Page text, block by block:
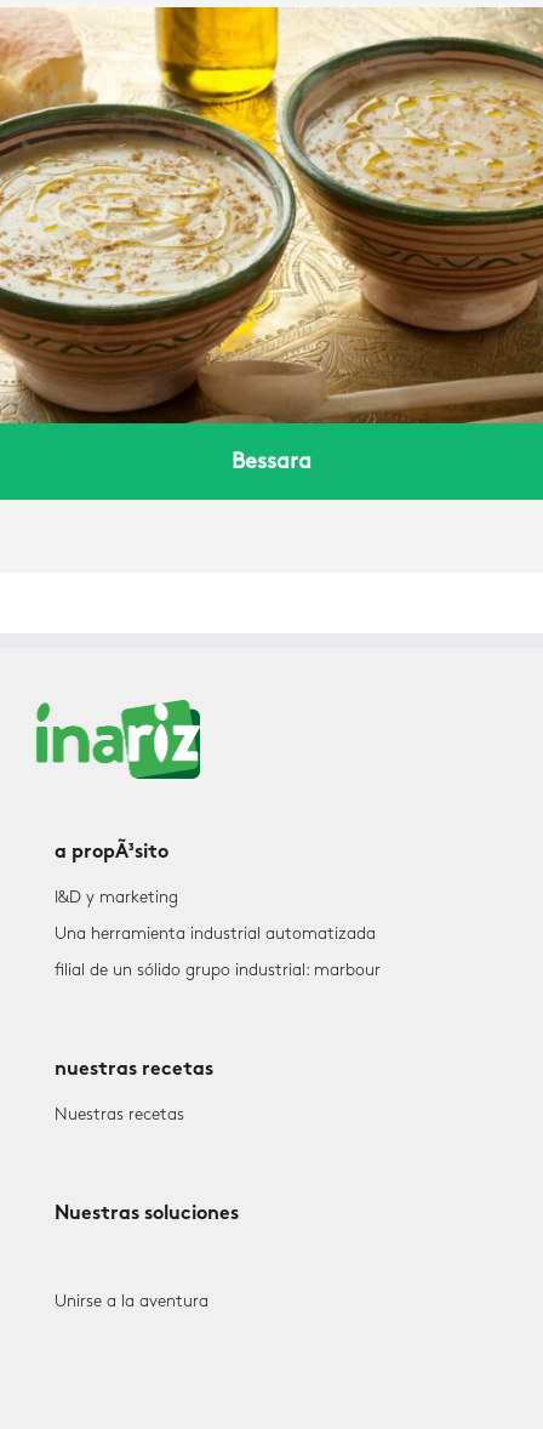
Bessara
a propÃ³sito
I&D y marketing
Una herramienta industrial automatizada
filial de un sólido grupo industrial: marbour
nuestras recetas
Nuestras recetas
Nuestras soluciones
Unirse a la aventura